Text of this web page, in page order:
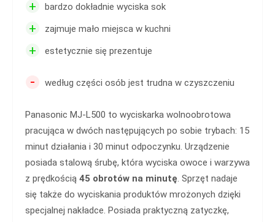
+ bardzo dokładnie wyciska sok
+ zajmuje mało miejsca w kuchni
+ estetycznie się prezentuje
- według części osób jest trudna w czyszczeniu
Panasonic MJ-L500 to wyciskarka wolnoobrotowa
pracująca w dwóch następujących po sobie trybach: 15
minut działania i 30 minut odpoczynku. Urządzenie
posiada stalową śrubę, która wyciska owoce i warzywa
z prędkością 45 obrotów na minutę. Sprzęt nadaje
się także do wyciskania produktów mrożonych dzięki
specjalnej nakładce. Posiada praktyczną zatyczkę,